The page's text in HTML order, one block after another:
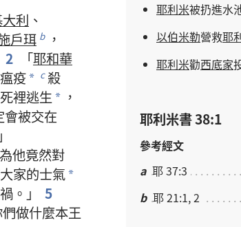
利 、
戶珥 b ，
2 「耶和華
瘟疫* c 殺
死裡逃生* ，
會被交在
他竟然對
大家的士氣*
。」
5
做什麼本王
耶利米被扔進水
以伯米勒營救耶
耶利米勸西底家
耶利米書 38:1
參考經文
a 耶 37:3
b 耶 21:1, 2